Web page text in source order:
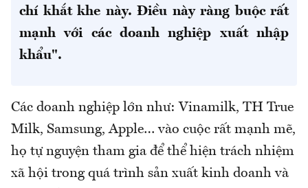
chí khắt khe này. Điều này ràng buộc rất
mạnh với các doanh nghiệp xuất nhập
khẩu".
Các doanh nghiệp lớn như: Vinamilk, TH True
Milk, Samsung, Apple… vào cuộc rất mạnh mẽ,
họ tự nguyện tham gia để thể hiện trách nhiệm
xã hội trong quá trình sản xuất kinh doanh và